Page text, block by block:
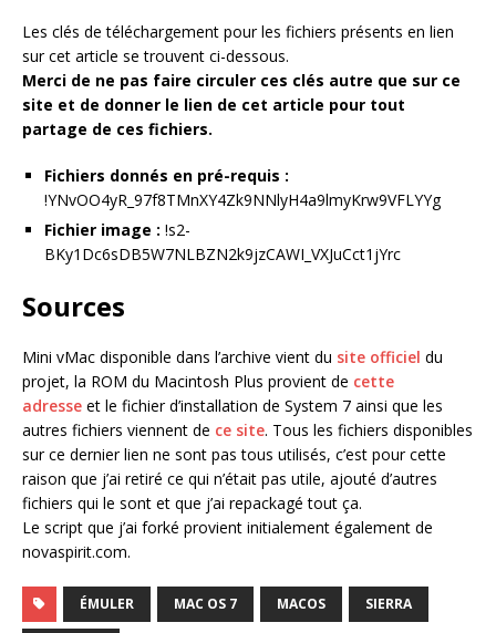
Les clés de téléchargement pour les fichiers présents en lien
sur cet article se trouvent ci-dessous.
Merci de ne pas faire circuler ces clés autre que sur ce
site et de donner le lien de cet article pour tout
partage de ces fichiers.
Fichiers donnés en pré-requis :
!YNvOO4yR_97f8TMnXY4Zk9NNlyH4a9lmyKrw9VFLYYg
Fichier image : !s2-
BKy1Dc6sDB5W7NLBZN2k9jzCAWI_VXJuCct1jYrc
Sources
Mini vMac disponible dans l’archive vient du site officiel du
projet, la ROM du Macintosh Plus provient de cette
adresse et le fichier d’installation de System 7 ainsi que les
autres fichiers viennent de ce site. Tous les fichiers disponibles
sur ce dernier lien ne sont pas tous utilisés, c’est pour cette
raison que j’ai retiré ce qui n’était pas utile, ajouté d’autres
fichiers qui le sont et que j’ai repackagé tout ça.
Le script que j’ai forké provient initialement également de
novaspirit.com.
ÉMULER MAC OS 7 MACOS SIERRA